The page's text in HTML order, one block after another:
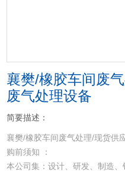
襄樊/橡胶车间废
废气处理设备
简要描述：
襄樊/橡胶车间废气处理/现货供
购前须知 ：
本公司集：设计、研发、制造